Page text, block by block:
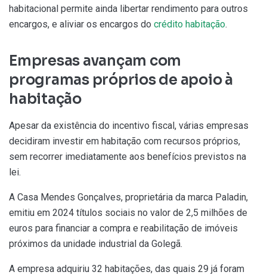
habitacional permite ainda libertar rendimento para outros
encargos, e aliviar os encargos do crédito habitação.
Empresas avançam com
programas próprios de apoio à
habitação
Apesar da existência do incentivo fiscal, várias empresas
decidiram investir em habitação com recursos próprios,
sem recorrer imediatamente aos benefícios previstos na
lei.
A Casa Mendes Gonçalves, proprietária da marca Paladin,
emitiu em 2024 títulos sociais no valor de 2,5 milhões de
euros para financiar a compra e reabilitação de imóveis
próximos da unidade industrial da Golegã.
A empresa adquiriu 32 habitações, das quais 29 já foram